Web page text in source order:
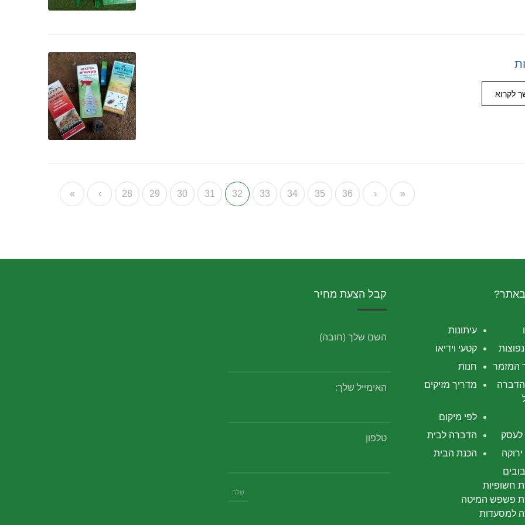
לקרוא
« ‹ 28 29 30 31 32 33 34 35 36 › »
עיתונות
קטעי וידיאו
חנות
המזמר
מדריך מזיקים
הדברה
לפי מיקום
הדברה לבית
לעסק
הכנת הבית
חשופיות
פשפש המיטה
למסעדות
קבל הצעת מחיר
השם שלך (חובה)
האימייל שלך:
טלפון